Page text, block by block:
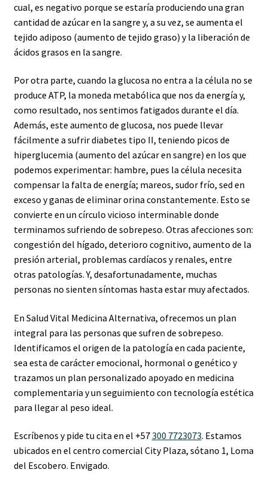
cual, es negativo porque se estaría produciendo una gran
cantidad de azúcar en la sangre y, a su vez, se aumenta el
tejido adiposo (aumento de tejido graso) y la liberación de
ácidos grasos en la sangre.
Por otra parte, cuando la glucosa no entra a la célula no se
produce ATP, la moneda metabólica que nos da energía y,
como resultado, nos sentimos fatigados durante el día.
Además, este aumento de glucosa, nos puede llevar
fácilmente a sufrir diabetes tipo II, teniendo picos de
hiperglucemia (aumento del azúcar en sangre) en los que
podemos experimentar: hambre, pues la célula necesita
compensar la falta de energía; mareos, sudor frío, sed en
exceso y ganas de eliminar orina constantemente. Esto se
convierte en un círculo vicioso interminable donde
terminamos sufriendo de sobrepeso. Otras afecciones son:
congestión del hígado, deterioro cognitivo, aumento de la
presión arterial, problemas cardíacos y renales, entre
otras patologías. Y, desafortunadamente, muchas
personas no sienten síntomas hasta estar muy afectados.
En Salud Vital Medicina Alternativa, ofrecemos un plan
integral para las personas que sufren de sobrepeso.
Identificamos el origen de la patología en cada paciente,
sea esta de carácter emocional, hormonal o genético y
trazamos un plan personalizado apoyado en medicina
complementaria y un seguimiento con tecnología estética
para llegar al peso ideal.
Escríbenos y pide tu cita en el +57300 7723073. Estamos
ubicados en el centro comercial City Plaza, sótano 1, Loma
del Escobero. Envigado.